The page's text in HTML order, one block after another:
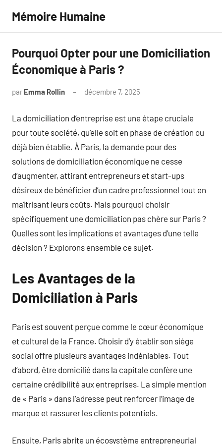
contenu
Mémoire Humaine
Pourquoi Opter pour une Domiciliation
Économique à Paris ?
par Emma Rollin décembre 7, 2025
La domiciliation d’entreprise est une étape cruciale
pour toute société, qu’elle soit en phase de création ou
déjà bien établie. À Paris, la demande pour des
solutions de domiciliation économique ne cesse
d’augmenter, attirant entrepreneurs et start-ups
désireux de bénéficier d’un cadre professionnel tout en
maîtrisant leurs coûts. Mais pourquoi choisir
spécifiquement une domiciliation pas chère sur Paris ?
Quelles sont les implications et avantages d’une telle
décision ? Explorons ensemble ce sujet.
Les Avantages de la
Domiciliation à Paris
Paris est souvent perçue comme le cœur économique
et culturel de la France. Choisir d’y établir son siège
social offre plusieurs avantages indéniables. Tout
d’abord, être domicilié dans la capitale confère une
certaine crédibilité aux entreprises. La simple mention
de « Paris » dans l’adresse peut renforcer l’image de
marque et rassurer les clients potentiels.
Ensuite, Paris abrite un écosystème entrepreneurial